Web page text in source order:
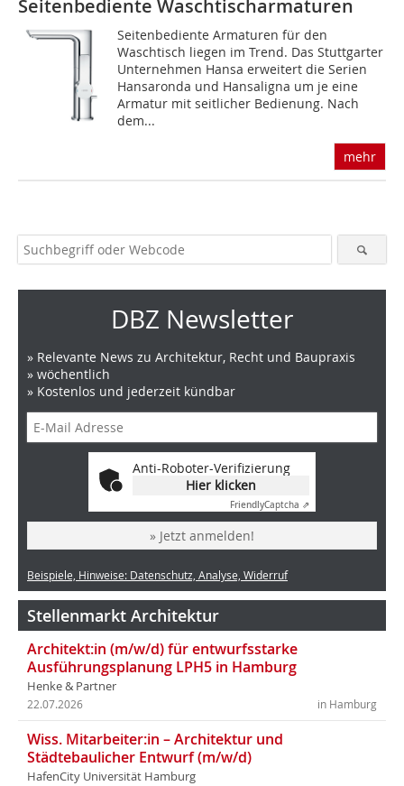
Seitenbediente Waschtischarmaturen
Seitenbediente Armaturen für den
Waschtisch liegen im Trend. Das Stuttgarter
Unternehmen Hansa erweitert die Serien
Hansaronda und Hansaligna um je eine
Armatur mit seitlicher Bedienung. Nach
dem...
mehr
DBZ Newsletter
» Relevante News zu Architektur, Recht und Baupraxis
» wöchentlich
» Kostenlos und jederzeit kündbar
Anti-Roboter-Verifizierung
Hier klicken
FriendlyCaptcha ⇗
» Jetzt anmelden!
Beispiele, Hinweise: Datenschutz, Analyse, Widerruf
Stellenmarkt Architektur
Architekt:in (m/w/d) für entwurfsstarke
Ausführungsplanung LPH5 in Hamburg
Henke & Partner
in Hamburg
22.07.2026
Wiss. Mitarbeiter:in – Architektur und
Städtebaulicher Entwurf (m/w/d)
HafenCity Universität Hamburg